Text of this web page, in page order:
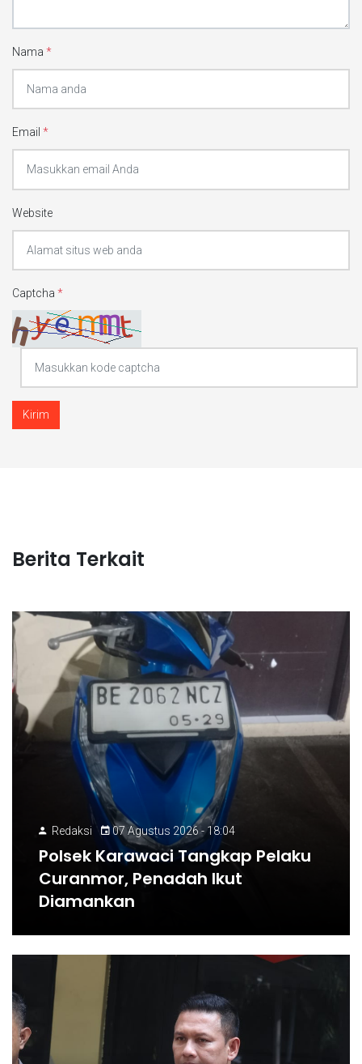
Nama *
Email *
Website
Captcha *
Kirim
Berita Terkait
Redaksi 07 Agustus 2026 - 18:04
Polsek Karawaci Tangkap Pelaku
Curanmor, Penadah Ikut
Diamankan